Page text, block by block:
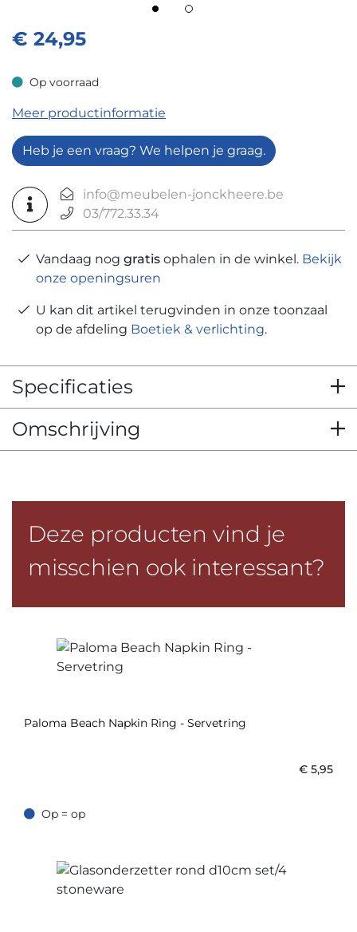
€ 24,95
Op voorraad
Op voorraad
Meer productinformatie
Heb je een vraag? We helpen je graag.
info@meubelen-jonckheere.be
03/772.33.34
Vandaag nog gratis ophalen in de winkel. Bekijk
onze openingsuren
U kan dit artikel terugvinden in onze toonzaal
op de afdeling Boetiek & verlichting.
Specificaties
Omschrijving
Deze producten vind je
misschien ook interessant?
Paloma Beach Napkin Ring - Servetring
€ 5,95
Op = op
Op = op